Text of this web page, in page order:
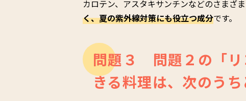
カロテン、アスタキサンチンなどのさまざ
く、夏の紫外線対策にも役立つ成分です。
問題３ 問題２の「リ
きる料理は、次のうち